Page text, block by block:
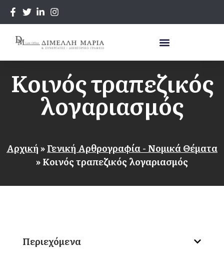
Κοινός τραπεζικός
λογαριασμός
Αρχική»Γενική Αρθρογραφία - Νομικά Θέματα
»Κοινός τραπεζικός λογαριασμός
Περιεχόμενα